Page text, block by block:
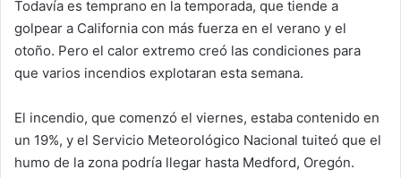
Todavía es temprano en la temporada, que tiende a
golpear a California con más fuerza en el verano y el
otoño. Pero el calor extremo creó las condiciones para
que varios incendios explotaran esta semana.
El incendio, que comenzó el viernes, estaba contenido en
un 19%, y el Servicio Meteorológico Nacional tuiteó que el
humo de la zona podría llegar hasta Medford, Oregón.